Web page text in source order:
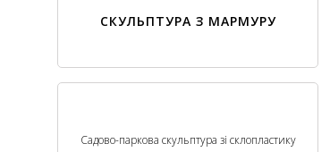
СКУЛЬПТУРА З МАРМУРУ
Садово-паркова скульптура зі склопластику